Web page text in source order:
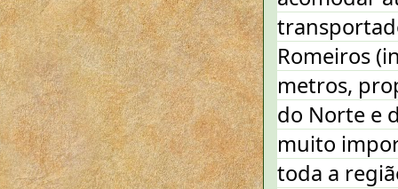
Romeiros
metros,
do Norte e
muito
toda a